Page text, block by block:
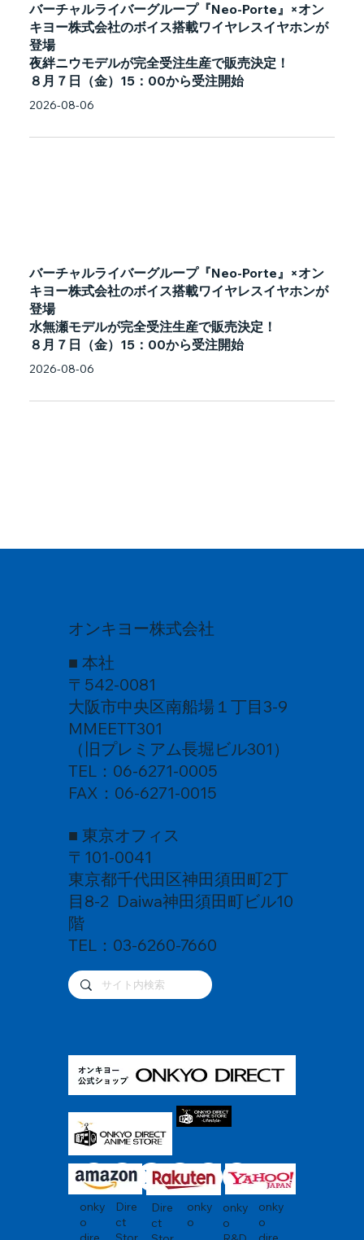
バーチャルライバーグループ『Neo-Porte』×オン
キヨー株式会社のボイス搭載ワイヤレスイヤホンが
登場
夜絆ニウモデルが完全受注生産で販売決定！
８月７日（金）15：00から受注開始
2026-08-06
バーチャルライバーグループ『Neo-Porte』×オン
キヨー株式会社のボイス搭載ワイヤレスイヤホンが
登場
水無瀬モデルが完全受注生産で販売決定！
８月７日（金）15：00から受注開始
2026-08-06
onky
o
Dire
ct
Dire
ct
onky
o
onky
o
onky
o
オンキヨー株式会社
■ 本社
〒542-0081
大阪市中央区南船場１丁目3-9
MMEETT301
（旧プレミアム長堀ビル301）
TEL：06-6271-0005
FAX：06-6271-0015
■ 東京オフィス
〒101-0041
東京都千代田区神田須田町2丁
目8-2 Daiwa神田須田町ビル10
階
TEL：03-6260-7660